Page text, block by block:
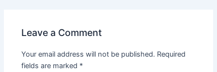
Leave a Comment
Your email address will not be published. Required
fields are marked *